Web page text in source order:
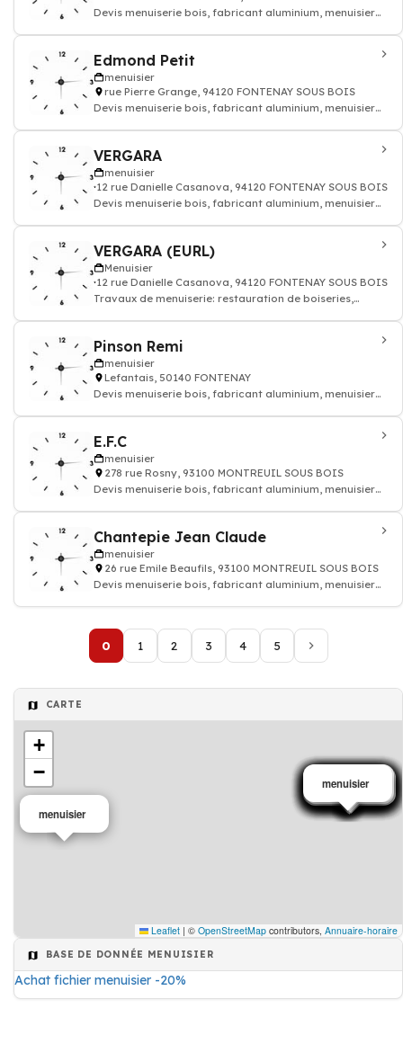
Devis menuiserie bois, fabricant aluminium, menuisier
Edmond Petit
menuisier
rue Pierre Grange, 94120 FONTENAY SOUS BOIS
Devis menuiserie bois, fabricant aluminium, menuisier
VERGARA
menuisier
12 rue Danielle Casanova, 94120 FONTENAY SOUS BOIS
Devis menuiserie bois, fabricant aluminium, menuisier
VERGARA (EURL)
Menuisier
12 rue Danielle Casanova, 94120 FONTENAY SOUS BOIS
Travaux de menuiserie: restauration de boiseries,
Pinson Remi
menuisier
Lefantais, 50140 FONTENAY
Devis menuiserie bois, fabricant aluminium, menuisier
E.F.C
menuisier
278 rue Rosny, 93100 MONTREUIL SOUS BOIS
Devis menuiserie bois, fabricant aluminium, menuisier
Chantepie Jean Claude
menuisier
26 rue Emile Beaufils, 93100 MONTREUIL SOUS BOIS
Devis menuiserie bois, fabricant aluminium, menuisier
0 1 2 3 4 5
CARTE
menuisier
menuisier
menuisier
menuisier
menuisier
menuisier
menuisier
menuisier
menuisier
menuisier
menuisier
menuisier
menuisier
menuisier
menuisier
menuisier
Menuisier
menuisier
menuisier
menuisier
+
−
Leaflet | © OpenStreetMap contributors, Annuaire-horaire
BASE DE DONNÉE MENUISIER
Achat fichier menuisier -20%